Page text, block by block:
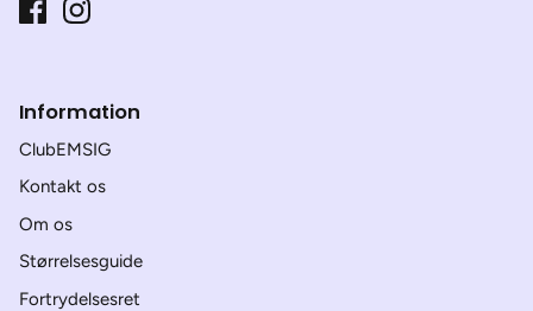
Information
ClubEMSIG
Kontakt os
Om os
Størrelsesguide
Fortrydelsesret